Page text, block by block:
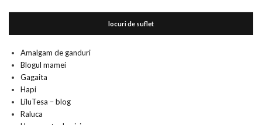
locuri de suflet
Amalgam de ganduri
Blogul mamei
Gagaita
Hapi
LiluTesa – blog
Raluca